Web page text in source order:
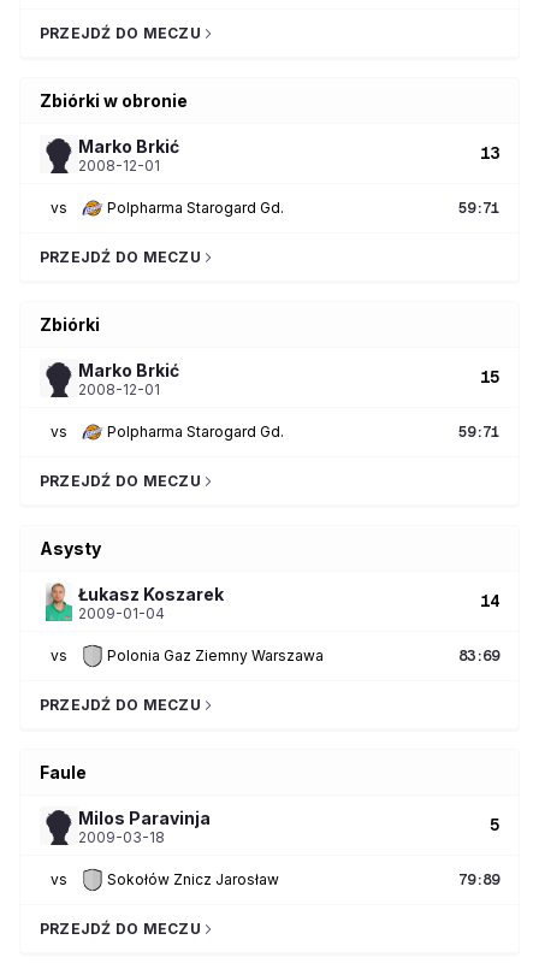
PRZEJDŹ DO MECZU
Zbiórki w obronie
Marko Brkić
2008-12-01
13
vs Polpharma Starogard Gd. 59:71
PRZEJDŹ DO MECZU
Zbiórki
Marko Brkić
2008-12-01
15
vs Polpharma Starogard Gd. 59:71
PRZEJDŹ DO MECZU
Asysty
Łukasz Koszarek
2009-01-04
14
vs Polonia Gaz Ziemny Warszawa 83:69
PRZEJDŹ DO MECZU
Faule
Milos Paravinja
2009-03-18
5
vs Sokołów Znicz Jarosław 79:89
PRZEJDŹ DO MECZU